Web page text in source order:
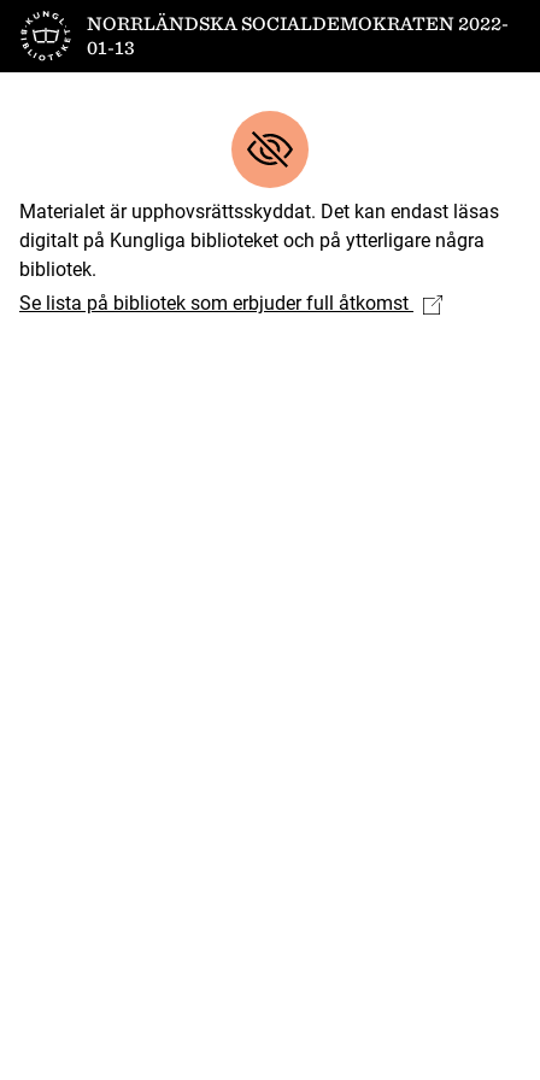
Till startsidanNORRLÄNDSKA SOCIALDEMOKRATEN 2022-
01-13
Materialet är upphovsrättsskyddat. Det kan endast läsas
digitalt på Kungliga biblioteket och på ytterligare några
bibliotek.
Se lista på bibliotek som erbjuder full åtkomst